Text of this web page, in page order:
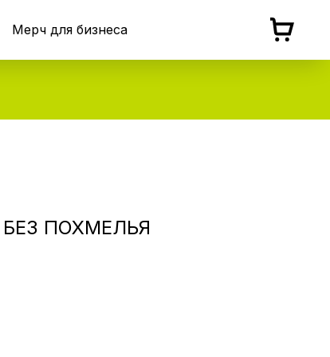
Мерч для бизнеса
БЕЗ ПОХМЕЛЬЯ